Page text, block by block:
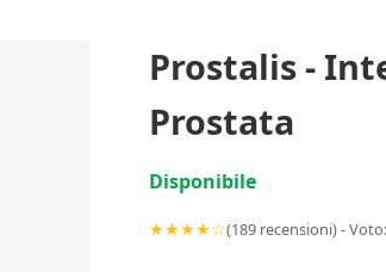
Prostalis -
Prostata
Disponibile
★★★★☆(189 recensioni) -